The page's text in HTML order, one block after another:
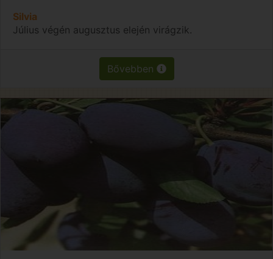
Silvia
Július végén augusztus elején virágzik.
Bővebben